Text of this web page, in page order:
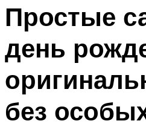
Простые
день
без